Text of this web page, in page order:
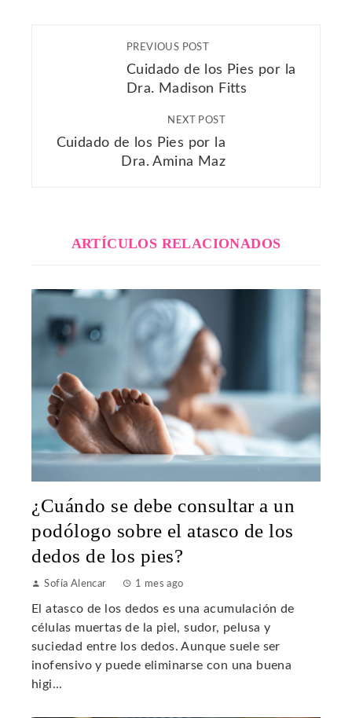
PREVIOUS POST
Cuidado de los Pies por la
Dra. Madison Fitts
NEXT POST
Cuidado de los Pies por la
Dra. Amina Maz
ARTÍCULOS RELACIONADOS
¿Cuándo se debe consultar a un
podólogo sobre el atasco de los
dedos de los pies?
Sofía Alencar 1 mes ago
El atasco de los dedos es una acumulación de
células muertas de la piel, sudor, pelusa y
suciedad entre los dedos. Aunque suele ser
inofensivo y puede eliminarse con una buena
higi...